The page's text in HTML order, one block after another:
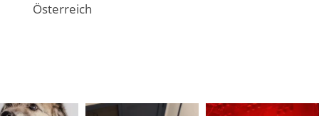
Österreich